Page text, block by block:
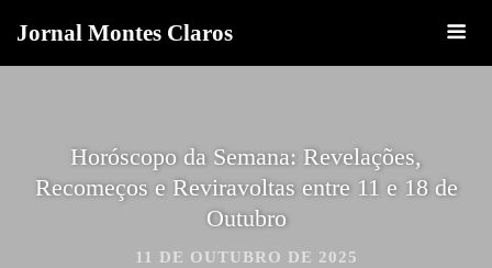
Jornal Montes Claros
Horóscopo da Semana: Revelações,
Recomeços e Reviravoltas entre 11 e 18 de
Outubro
11 DE OUTUBRO DE 2025